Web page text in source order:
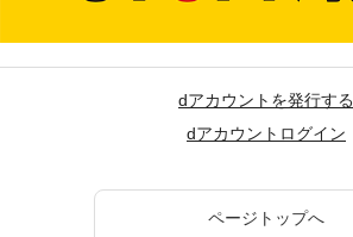
dアカウントを発行する
dアカウントログイン
ページトップへ